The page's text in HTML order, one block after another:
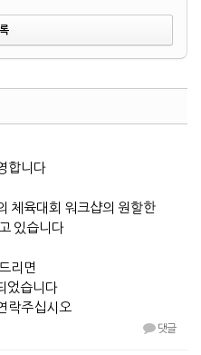
합니다
체육대회 워크샵의 원할한
있습니다
리면
었습니다
락주십시오
댓글